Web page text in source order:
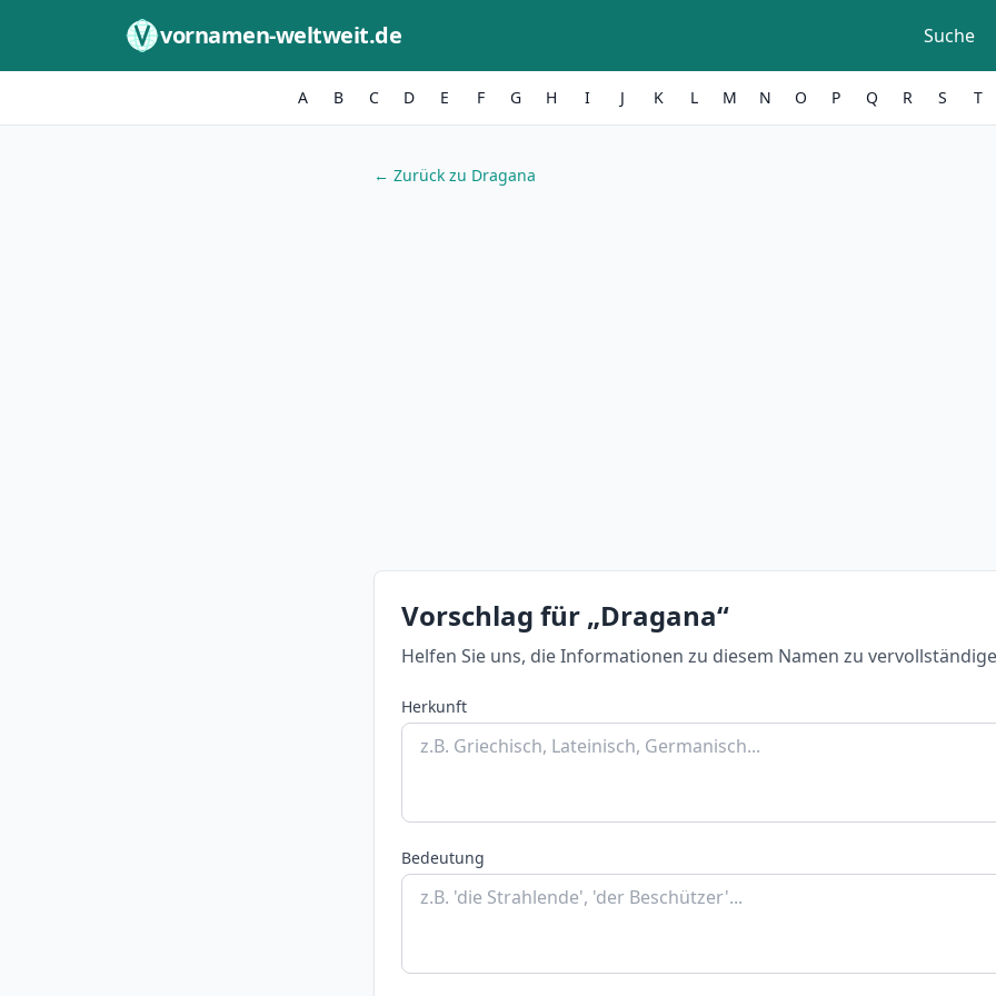
vornamen-weltweit.de Suche
A B C D E F G H I J K L M N O P Q R S T
← Zurück zu Dragana
Vorschlag für „Dragana“
Helfen Sie uns, die Informationen zu diesem Namen zu
Herkunft
Bedeutung